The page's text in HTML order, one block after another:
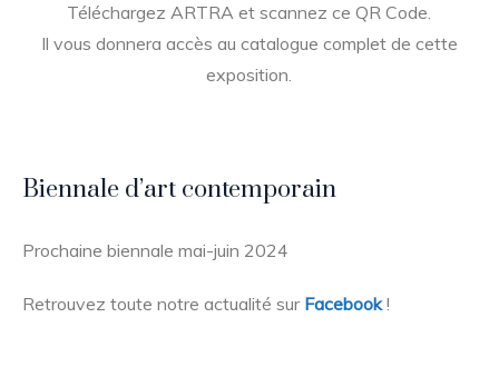
Téléchargez ARTRA et scannez ce QR Code.
Il vous donnera accès au catalogue complet de cette
exposition.
Biennale d’art contemporain
Prochaine biennale mai-juin 2024
Retrouvez toute notre actualité sur Facebook!